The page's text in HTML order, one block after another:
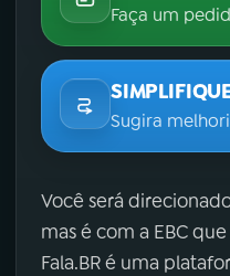
Faça um
Sugira
Você será
mas é com a EBC
Fala.BR é uma